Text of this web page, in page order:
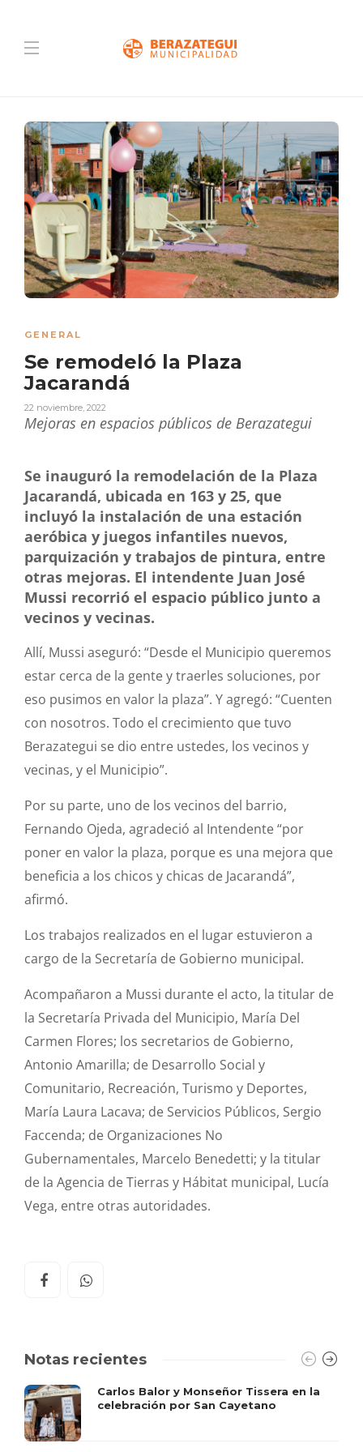
GENERAL
Se remodeló la Plaza
Jacarandá
22 noviembre, 2022
Mejoras en espacios públicos de Berazategui
Se inauguró la remodelación de la Plaza
Jacarandá, ubicada en 163 y 25, que
incluyó la instalación de una estación
aeróbica y juegos infantiles nuevos,
parquización y trabajos de pintura, entre
otras mejoras. El intendente Juan José
Mussi recorrió el espacio público junto a
vecinos y vecinas.
Allí, Mussi aseguró: “Desde el Municipio queremos
estar cerca de la gente y traerles soluciones, por
eso pusimos en valor la plaza”. Y agregó: “Cuenten
con nosotros. Todo el crecimiento que tuvo
Berazategui se dio entre ustedes, los vecinos y
vecinas, y el Municipio”.
Por su parte, uno de los vecinos del barrio,
Fernando Ojeda, agradeció al Intendente “por
poner en valor la plaza, porque es una mejora que
beneficia a los chicos y chicas de Jacarandá”,
afirmó.
Los trabajos realizados en el lugar estuvieron a
cargo de la Secretaría de Gobierno municipal.
Acompañaron a Mussi durante el acto, la titular de
la Secretaría Privada del Municipio, María Del
Carmen Flores; los secretarios de Gobierno,
Antonio Amarilla; de Desarrollo Social y
Comunitario, Recreación, Turismo y Deportes,
María Laura Lacava; de Servicios Públicos, Sergio
Faccenda; de Organizaciones No
Gubernamentales, Marcelo Benedetti; y la titular
de la Agencia de Tierras y Hábitat municipal, Lucía
Vega, entre otras autoridades.
Notas recientes
Carlos Balor y Monseñor Tissera en la
celebración por San Cayetano